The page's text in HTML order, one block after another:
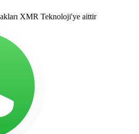
XMR Teknoloji'ye aittir